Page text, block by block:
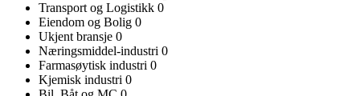
Transport og Logistikk 0
Eiendom og Bolig 0
Ukjent bransje 0
Næringsmiddel-industri 0
Farmasøytisk industri 0
Kjemisk industri 0